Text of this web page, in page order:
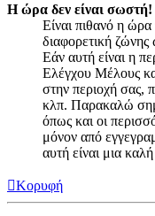
Η ώρα δεν είναι σωστή!
Είναι πιθανό η ώρα
διαφορετική
Εάν αυτή είναι η
Ελέγχου Μέλους
στην περιοχή σας,
κλπ. Παρακαλώ
όπως και οι
μόνον από
αυτή είναι μια
Κορυφή